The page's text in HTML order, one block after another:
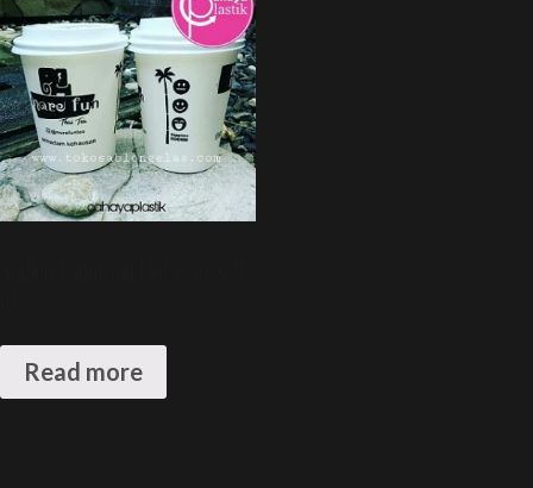
Read more